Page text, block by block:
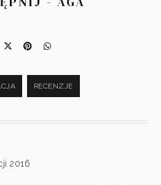
RECENZJE
2016